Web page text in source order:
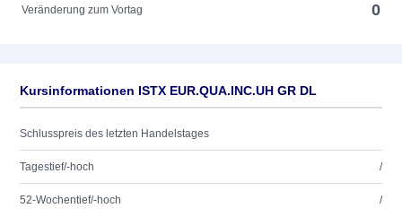
Veränderung zum Vortag 0
Kursinformationen ISTX EUR.QUA.INC.UH GR DL
Schlusspreis des letzten Handelstages
Tagestief/-hoch /
52-Wochentief/-hoch /